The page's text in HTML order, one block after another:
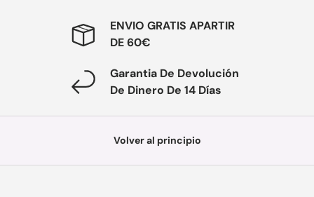
ENVIO GRATIS APARTIR
DE 60€
Garantia De Devolución
De Dinero De 14 Días
Volver al principio